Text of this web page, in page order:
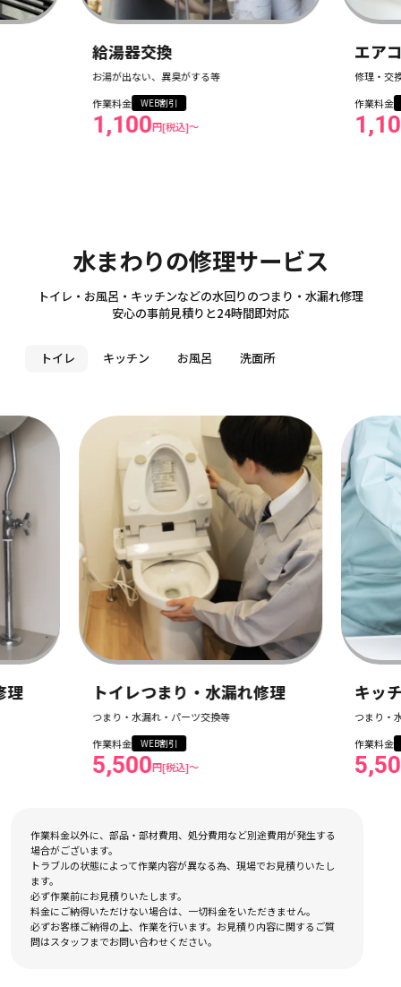
エアコン
修理・交換・設置・ガス入れ
作業料金
WEB割引
1,100円[税込]〜
水まわりの修理サービス
Sanitary
トイレ・お風呂・キッチンなどの水回りのつまり・水漏れ修理
安心の事前見積りと24時間即対応
トイレ キッチン お風呂 洗面所
理 キッチン・水漏れ修理
つまり・水漏れ・パーツ交換等
作業料金
WEB割引
5,500円[税込]〜
作業
作業料金以外に、部品・部材費用、処分費用など別途費用が発生する
場合がございます。
トラブルの状態によって作業内容が異なる為、現場でお見積りいたし
ます。
必ず作業前にお見積りいたします。
料金にご納得いただけない場合は、一切料金をいただきません。
必ずお客様ご納得の上、作業を行います。お見積り内容に関するご質
問はスタッフまでお問い合わせください。